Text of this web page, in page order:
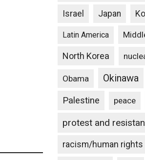
Israel Japan
Latin America
North Korea
Obama Okinawa
Palestine peace
protest and
racism/human rights